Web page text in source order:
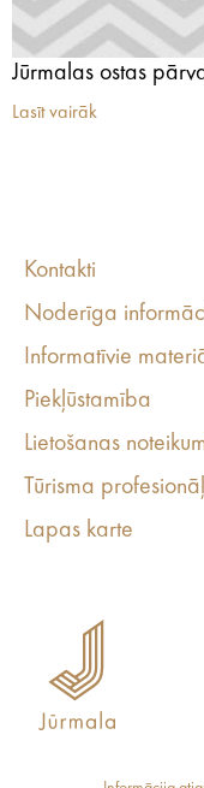
Jūrmalas ostas
Lasīt vairāk
Kontakti
Noderīga
Informatīvie
Piekļūstamība
Lietošanas
Tūrisma
Lapas karte